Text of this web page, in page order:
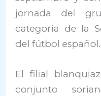
jornada del
categoría de la
del fútbol español.
El filial
conjunto